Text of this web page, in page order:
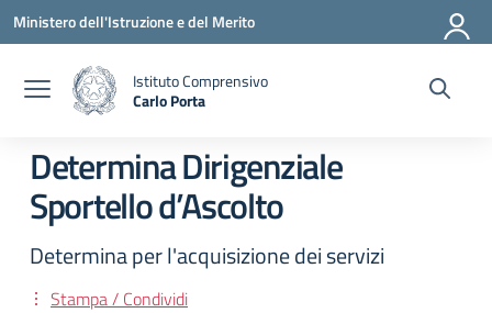
Vai ai contenuti
Vai al menu di navigazione
Vai al footer
Ministero dell'Istruzione e del Merito
Istituto Comprensivo
Carlo Porta
Determina Dirigenziale
Sportello d’Ascolto
Determina per l'acquisizione dei servizi
Stampa / Condividi